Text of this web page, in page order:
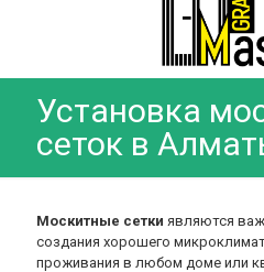
Установка
сеток в
Москитные сетки являются
создания хорошего
проживания в любом доме или